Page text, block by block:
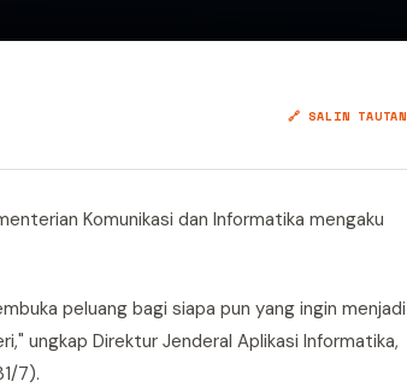
🔗 SALIN TAUTAN
Komunikasi dan Informatika mengaku
peluang bagi siapa pun yang ingin menjadi
ungkap Direktur Jenderal Aplikasi Informatika,
7).